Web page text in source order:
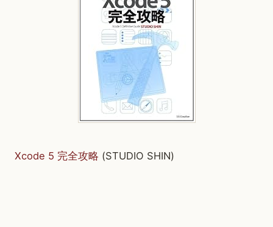
Xcode 5 完全攻略 (STUDIO SHIN)